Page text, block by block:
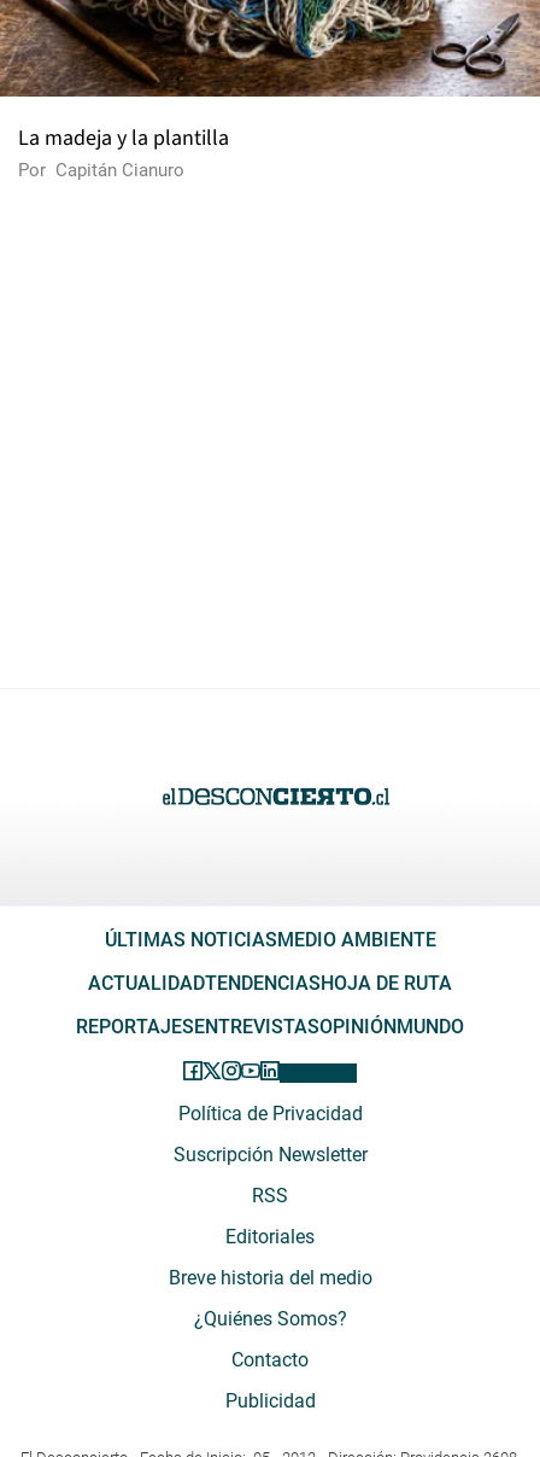
La madeja y la plantilla
Por Capitán Cianuro
ÚLTIMAS NOTICIASMEDIO AMBIENTE
ACTUALIDADTENDENCIASHOJA DE RUTA
REPORTAJESENTREVISTASOPINIÓNMUNDO
Política de Privacidad
Suscripción Newsletter
RSS
Editoriales
Breve historia del medio
¿Quiénes Somos?
Contacto
Publicidad